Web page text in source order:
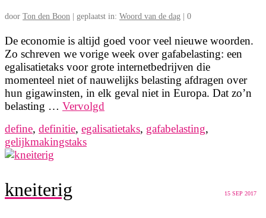
door Ton den Boon geplaatst in: Woord van de dag 0
De economie is altijd goed voor veel nieuwe woorden.
Zo schreven we vorige week over gafabelasting: een
egalisatietaks voor grote internetbedrijven die
momenteel niet of nauwelijks belasting afdragen over
hun gigawinsten, in elk geval niet in Europa. Dat zo’n
belasting … Vervolgd
define, definitie, egalisatietaks, gafabelasting,
gelijkmakingstaks
15 SEP 2017
kneiterig